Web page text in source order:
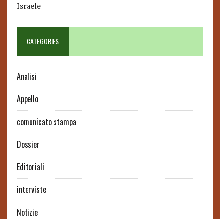
Israele
CATEGORIES
Analisi
Appello
comunicato stampa
Dossier
Editoriali
interviste
Notizie